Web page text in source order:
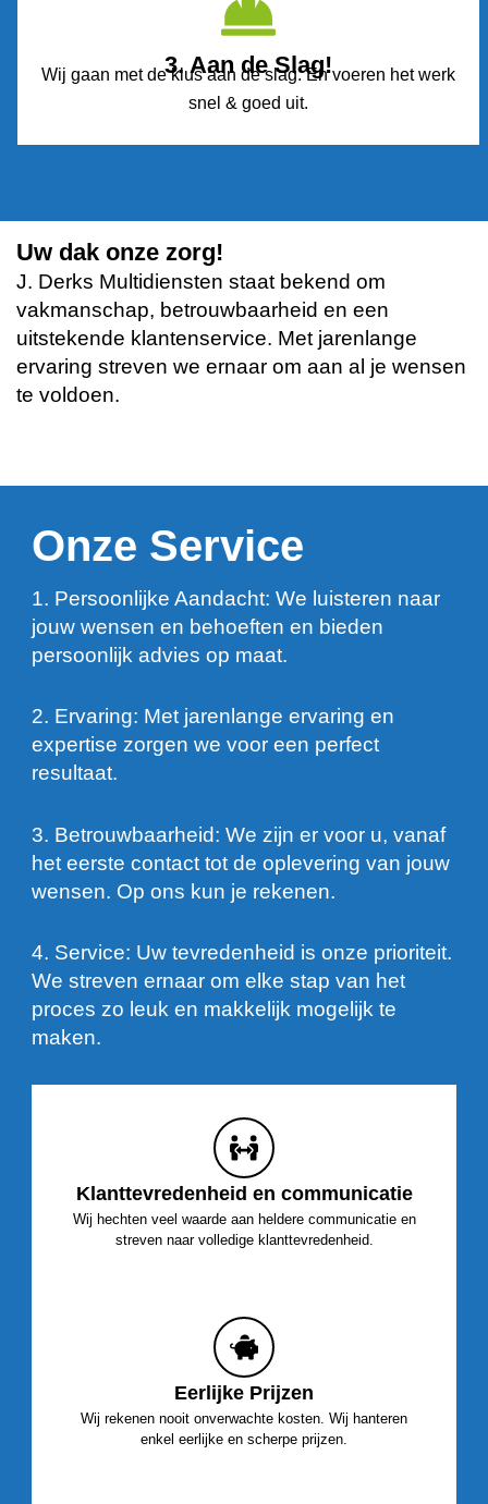
3. Aan de Slag!
Wij gaan met de klus aan de slag. En voeren het werk
snel & goed uit.
Uw dak onze zorg!
J. Derks Multidiensten staat bekend om
vakmanschap, betrouwbaarheid en een
uitstekende klantenservice. Met jarenlange
ervaring streven we ernaar om aan al je wensen
te voldoen.
Klanttevredenheid en communicatie
Wij hechten veel waarde aan heldere communicatie en
streven naar volledige klanttevredenheid.
Eerlijke Prijzen
Wij rekenen nooit onverwachte kosten. Wij hanteren
enkel eerlijke en scherpe prijzen.
Onze Service
1. Persoonlijke Aandacht: We luisteren naar
jouw wensen en behoeften en bieden
persoonlijk advies op maat.
2. Ervaring: Met jarenlange ervaring en
expertise zorgen we voor een perfect
resultaat.
3. Betrouwbaarheid: We zijn er voor u, vanaf
het eerste contact tot de oplevering van jouw
wensen. Op ons kun je rekenen.
4. Service: Uw tevredenheid is onze prioriteit.
We streven ernaar om elke stap van het
proces zo leuk en makkelijk mogelijk te
maken.